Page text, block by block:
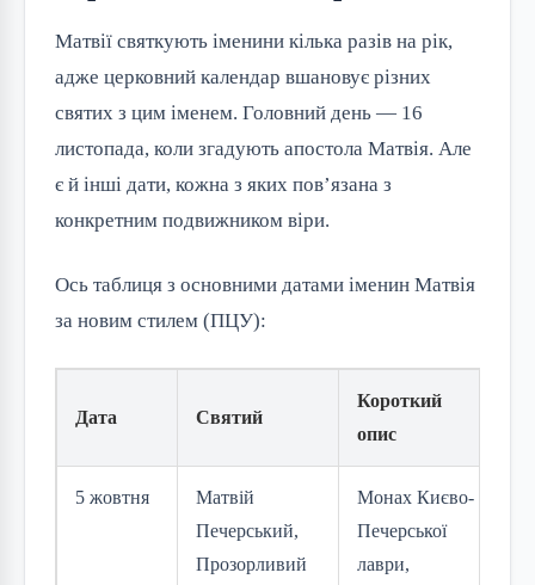
Матвії святкують іменини кілька разів на рік,
адже церковний календар вшановує різних
святих з цим іменем. Головний день — 16
листопада, коли згадують апостола Матвія. Але
є й інші дати, кожна з яких пов’язана з
конкретним подвижником віри.
Ось таблиця з основними датами іменин Матвія
за новим стилем (ПЦУ):
Дата Святий
Короткий
опис
5 жовтня
Матвій
Печерський,
Прозорливий
Монах Києво-
Печерської
лаври,